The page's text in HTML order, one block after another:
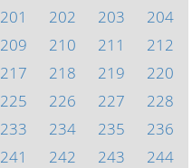
201 202 203
204
209 210 211
212
217 218 219
220
225 226 227
228
233 234 235
236
241 242 243
244